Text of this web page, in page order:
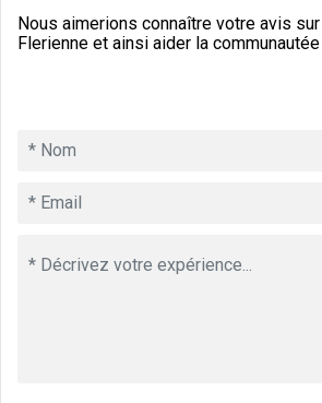
Nous aimerions connaître votre avis
Flerienne et ainsi aider la communautée